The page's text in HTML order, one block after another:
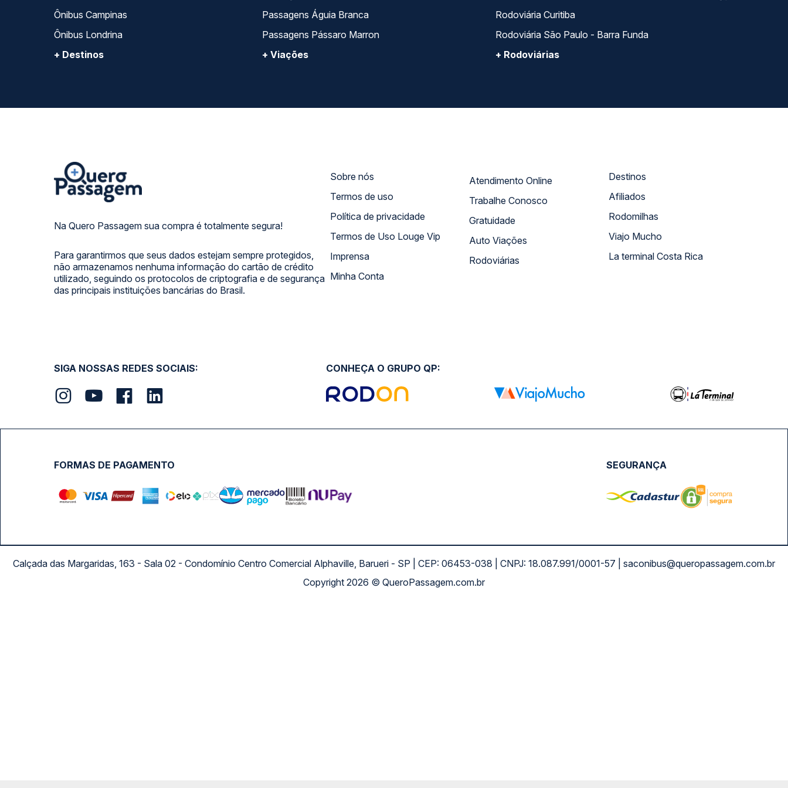
Ônibus Campinas
Ônibus Londrina
+ Destinos
Passagens Águia Branca
Passagens Pássaro Marron
+ Viações
Rodoviária Curitiba
Rodoviária São Paulo - Barra Funda
+ Rodoviárias
Na Quero Passagem sua compra é totalmente segura!
Para garantirmos que seus dados estejam sempre protegidos,
não armazenamos nenhuma informação do cartão de crédito
utilizado, seguindo os protocolos de criptografia e de segurança
das principais instituições bancárias do Brasil.
Sobre nós
Termos de uso
Política de privacidade
Termos de Uso Louge Vip
Imprensa
Minha Conta
Atendimento Online
Trabalhe Conosco
Gratuidade
Auto Viações
Rodoviárias
Destinos
Afiliados
Rodomilhas
Viajo Mucho
La terminal Costa Rica
SIGA NOSSAS REDES SOCIAIS: CONHEÇA O GRUPO QP:
FORMAS DE PAGAMENTO SEGURANÇA
Calçada das Margaridas, 163 - Sala 02 - Condomínio Centro Comercial Alphaville, Barueri - SP | CEP: 06453-038 | CNPJ: 18.087.991/0001-57 | saconibus@queropassagem.com.br
Copyright 2026 © QueroPassagem.com.br